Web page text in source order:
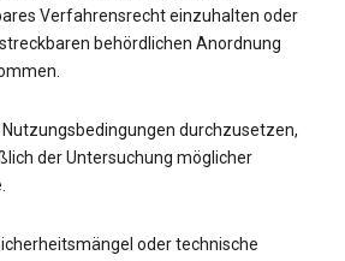
Verfahrensrecht einzuhalten oder
behördlichen Anordnung
durchzusetzen,
der Untersuchung möglicher
oder technische